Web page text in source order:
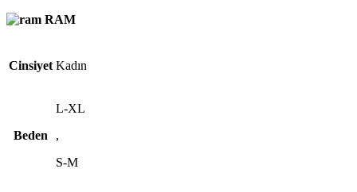
RAM
Cinsiyet Kadın
Beden
L-XL
,
S-M